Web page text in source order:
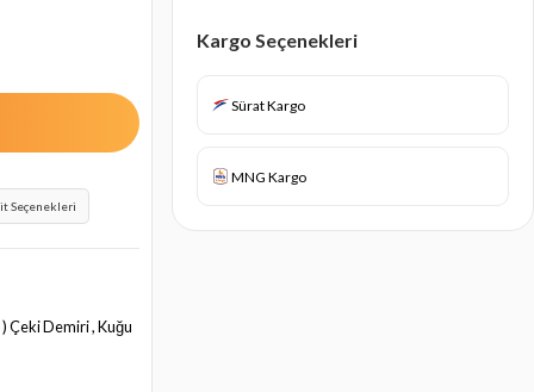
Seçenekleri
Çeki Demiri , Kuğu
Kargo Seçenekleri
Sürat Kargo
MNG Kargo